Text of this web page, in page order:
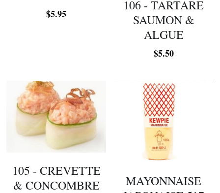
$5.95
106 - TARTARE
SAUMON &
ALGUE
$5.50
105 - CREVETTE
& CONCOMBRE
MAYONNAISE